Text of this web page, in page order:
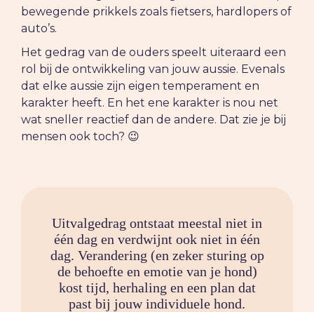
bewegende prikkels zoals fietsers, hardlopers of
auto’s.
Het gedrag van de ouders speelt uiteraard een
rol bij de ontwikkeling van jouw aussie. Evenals
dat elke aussie zijn eigen temperament en
karakter heeft. En het ene karakter is nou net
wat sneller reactief dan de andere. Dat zie je bij
mensen ook toch? 😉
Uitvalgedrag ontstaat meestal niet in
één dag en verdwijnt ook niet in één
dag. Verandering (en zeker sturing op
de behoefte en emotie van je hond)
kost tijd, herhaling en een plan dat
past bij jouw individuele hond.